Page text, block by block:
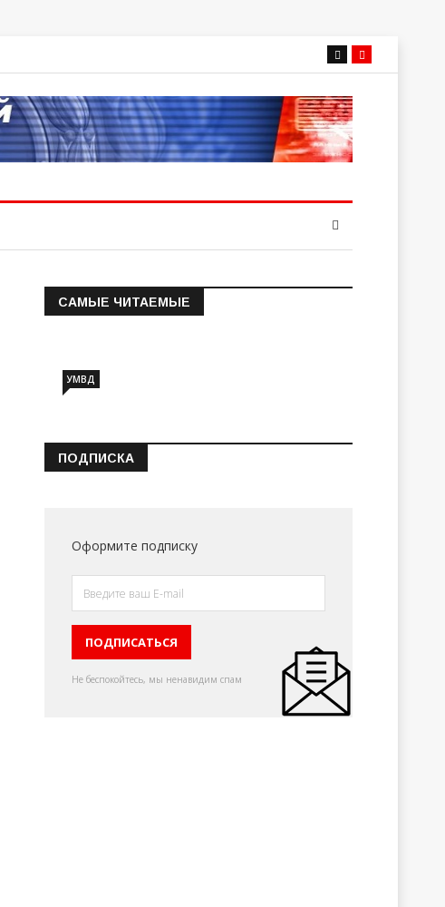
САМЫЕ ЧИТАЕМЫЕ
Информация о состоянии
УМВД
ПОДПИСКА
Оформите подписку
Не беспокойтесь, мы ненавидим спам